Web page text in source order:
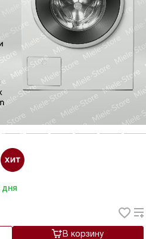
дня
В корзину